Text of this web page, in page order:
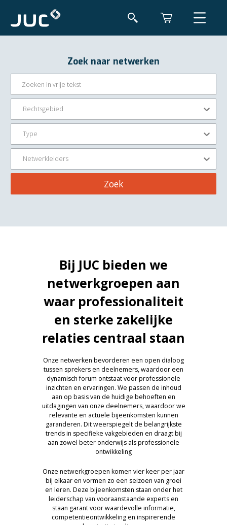
Zoek naar netwerken
Rechtsgebied
Type
Netwerkleiders
Zoek
Bij JUC bieden we
netwerkgroepen aan
waar professionaliteit
en sterke zakelijke
relaties centraal staan
Onze netwerken bevorderen een open dialoog
tussen sprekers en deelnemers, waardoor een
dynamisch forum ontstaat voor professionele
inzichten en ervaringen. We passen de inhoud
aan op basis van de huidige behoeften en
uitdagingen van onze deelnemers, waardoor we
relevante en actuele bijeenkomsten kunnen
garanderen. Dit weerspiegelt de belangrijkste
trends in specifieke vakgebieden en draagt bij
aan zowel beter onderwijs als professionele
ontwikkeling
Onze netwerkgroepen komen vier keer per jaar
bij elkaar en vormen zo een seizoen van groei
en leren. Deze bijeenkomsten staan onder het
leiderschap van vooraanstaande experts en
staan garant voor waardevolle informatie,
competentieontwikkeling en inspirerende